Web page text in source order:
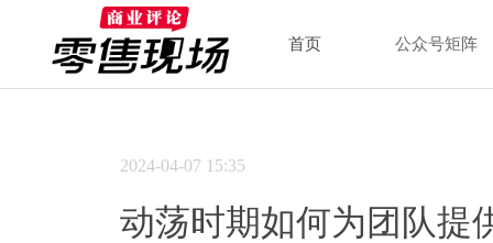
公众号矩阵
首页
动荡时期如何为团队提
2024-04-07 15:35